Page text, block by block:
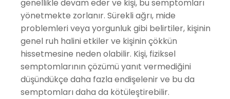
genellikle devam eder ve kişi, bu semptomları
yönetmekte zorlanır. Sürekli ağrı, mide
problemleri veya yorgunluk gibi belirtiler, kişinin
genel ruh halini etkiler ve kişinin çökkün
hissetmesine neden olabilir. Kişi, fiziksel
semptomlarının çözümü yanıt vermediğini
düşündükçe daha fazla endişelenir ve bu da
semptomları daha da kötüleştirebilir.